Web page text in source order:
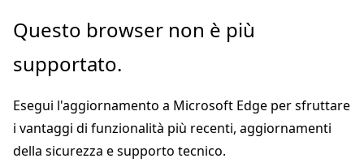
Ignora
passa
contenuto
principale
Questo browser non è più
supportato.
Esegui l'aggiornamento a Microsoft Edge per sfruttare
i vantaggi di funzionalità più recenti, aggiornamenti
della sicurezza e supporto tecnico.